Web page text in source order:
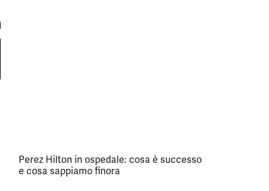
Perez Hilton in ospedale: cosa è successo
e cosa sappiamo finora